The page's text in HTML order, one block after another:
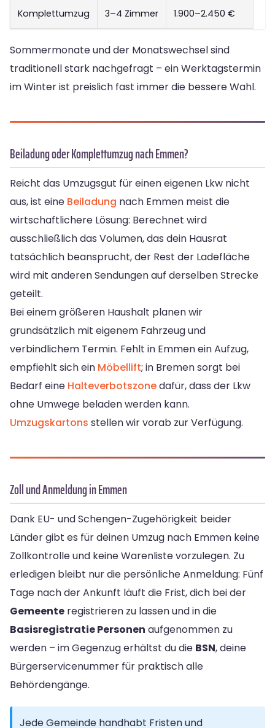
Komplettumzug 3–4 Zimmer 1.900–2.450 €
Sommermonate und der Monatswechsel sind
traditionell stark nachgefragt – ein Werktagstermin
im Winter ist preislich fast immer die bessere Wahl.
Beiladung oder Komplettumzug nach Emmen?
Reicht das Umzugsgut für einen eigenen Lkw nicht
aus, ist eine Beiladung nach Emmen meist die
wirtschaftlichere Lösung: Berechnet wird
ausschließlich das Volumen, das dein Hausrat
tatsächlich beansprucht, der Rest der Ladefläche
wird mit anderen Sendungen auf derselben Strecke
geteilt.
Bei einem größeren Haushalt planen wir
grundsätzlich mit eigenem Fahrzeug und
verbindlichem Termin. Fehlt in Emmen ein Aufzug,
empfiehlt sich ein Möbellift; in Bremen sorgt bei
Bedarf eine Halteverbotszonedafür, dass der Lkw
ohne Umwege beladen werden kann.
Umzugskartons stellen wir vorab zur Verfügung.
Zoll und Anmeldung in Emmen
Dank EU- und Schengen-Zugehörigkeit beider
Länder gibt es für deinen Umzug nach Emmen keine
Zollkontrolle und keine Warenliste vorzulegen. Zu
erledigen bleibt nur die persönliche Anmeldung: Fünf
Tage nach der Ankunft läuft die Frist, dich bei der
Gemeente registrieren zu lassen und in die
Basisregistratie Personen aufgenommen zu
werden – im Gegenzug erhältst du die BSN, deine
Bürgerservicenummer für praktisch alle
Behördengänge.
Jede Gemeinde handhabt Fristen und